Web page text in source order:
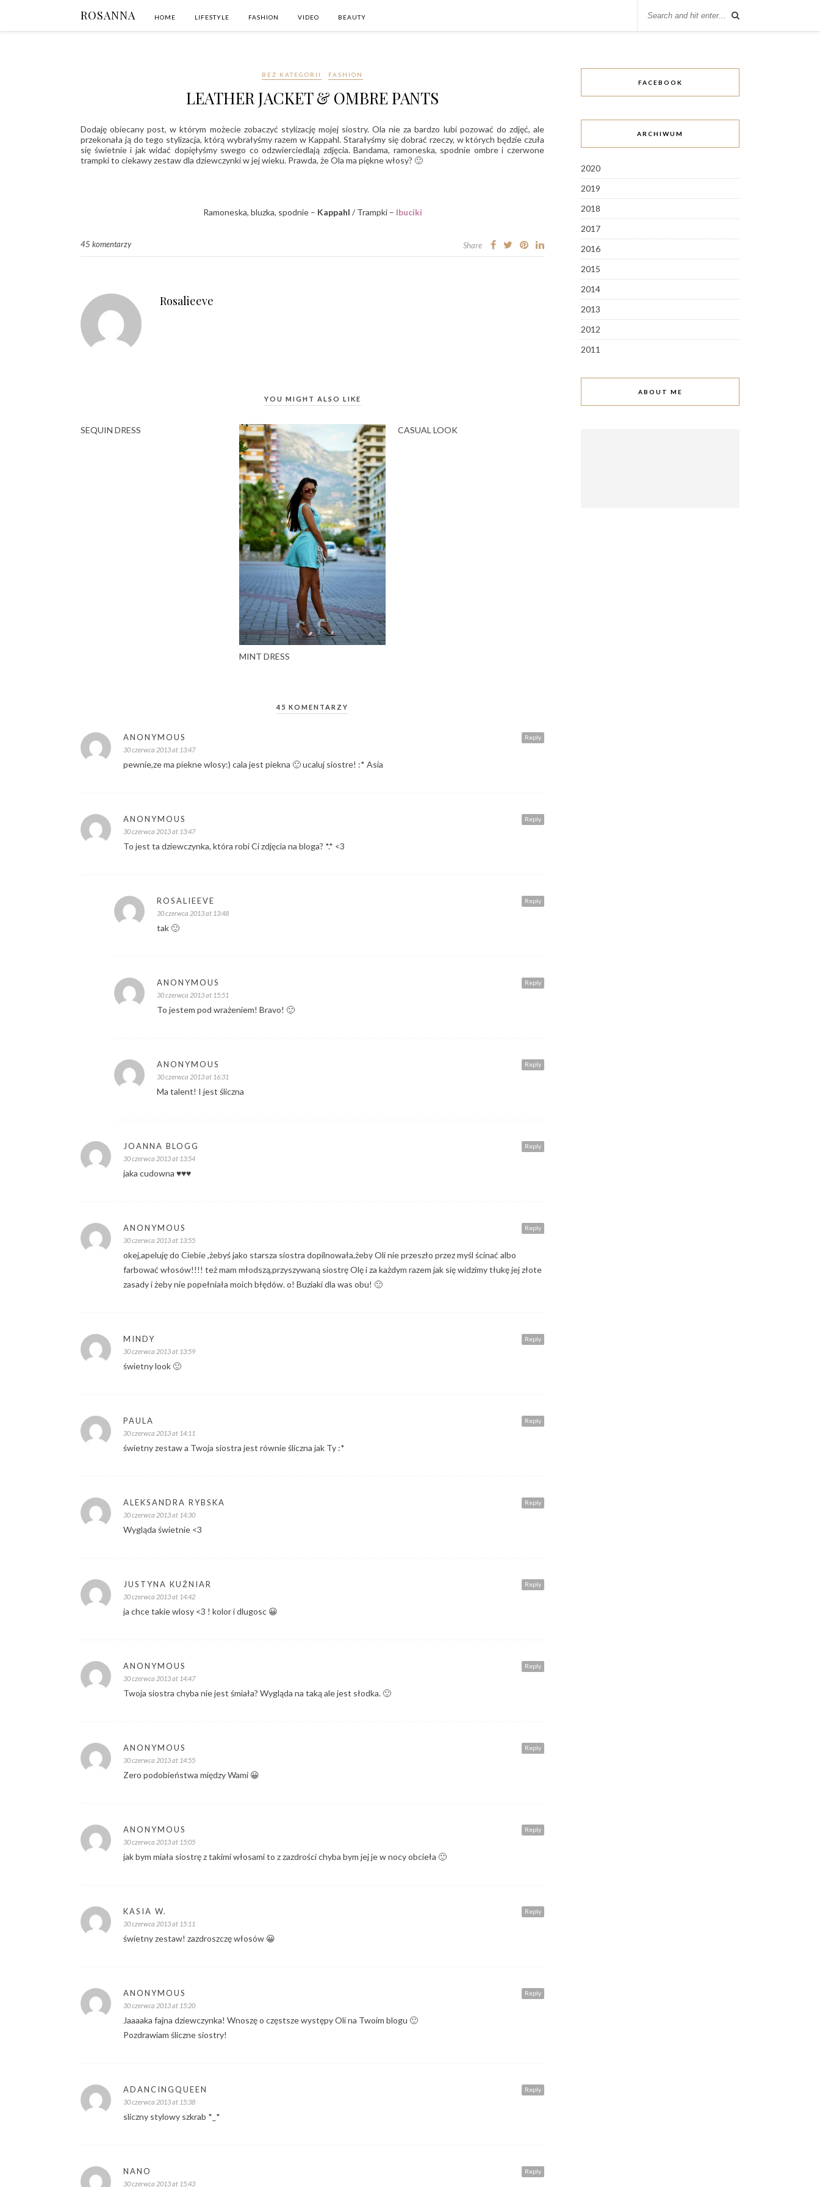
ROSANNA HOME LIFESTYLE FASHION VIDEO BEAUTY
BEZ KATEGORII FASHION
LEATHER JACKET & OMBRE PANTS
Dodaję obiecany post, w którym możecie zobaczyć stylizację mojej siostry. Ola nie za bardzo lubi pozować do zdjęć, ale
przekonała ją do tego stylizacja, którą wybrałyśmy razem w Kappahl. Starałyśmy się dobrać rzeczy, w których będzie czuła
się świetnie i jak widać dopięłyśmy swego co odzwierciedlają zdjęcia. Bandama, ramoneska, spodnie ombre i czerwone
trampki to ciekawy zestaw dla dziewczynki w jej wieku. Prawda, że Ola ma piękne włosy? 🙂
Ramoneska, bluzka, spodnie – Kappahl / Trampki – Ibuciki
45 komentarzy Share
Rosalieeve
YOU MIGHT ALSO LIKE
SEQUIN DRESS
MINT DRESS
CASUAL LOOK
45 KOMENTARZY
Reply
ANONYMOUS
30 czerwca 2013 at 13:47
pewnie,ze ma piekne wlosy:) cala jest piekna 🙂 ucaluj siostre! :* Asia
Reply
ANONYMOUS
30 czerwca 2013 at 13:47
To jest ta dziewczynka, która robi Ci zdjęcia na bloga? *.* <3
Reply
ROSALIEEVE
30 czerwca 2013 at 13:48
tak 🙂
Reply
ANONYMOUS
30 czerwca 2013 at 15:51
To jestem pod wrażeniem! Bravo! 🙂
Reply
ANONYMOUS
30 czerwca 2013 at 16:31
Ma talent! I jest śliczna
Reply
JOANNA BLOGG
30 czerwca 2013 at 13:54
jaka cudowna ♥♥♥
Reply
ANONYMOUS
30 czerwca 2013 at 13:55
okej,apeluję do Ciebie ,żebyś jako starsza siostra dopilnowała,żeby Oli nie przeszło przez myśl ścinać albo
farbować włosów!!!! też mam młodszą,przyszywaną siostrę Olę i za każdym razem jak się widzimy tłukę jej złote
zasady i żeby nie popełniała moich błędów. o! Buziaki dla was obu! 🙂
Reply
MINDY
30 czerwca 2013 at 13:59
świetny look 🙂
Reply
PAULA
30 czerwca 2013 at 14:11
świetny zestaw a Twoja siostra jest równie śliczna jak Ty :*
Reply
ALEKSANDRA RYBSKA
30 czerwca 2013 at 14:30
Wygląda świetnie <3
Reply
JUSTYNA KUŹNIAR
30 czerwca 2013 at 14:42
ja chce takie wlosy <3 ! kolor i dlugosc 😀
Reply
ANONYMOUS
30 czerwca 2013 at 14:47
Twoja siostra chyba nie jest śmiała? Wygląda na taką ale jest słodka. 🙂
Reply
ANONYMOUS
30 czerwca 2013 at 14:55
Zero podobieństwa między Wami 😀
Reply
ANONYMOUS
30 czerwca 2013 at 15:05
jak bym miała siostrę z takimi włosami to z zazdrości chyba bym jej je w nocy obcieła 🙂
Reply
KASIA W.
30 czerwca 2013 at 15:11
świetny zestaw! zazdroszczę włosów 😀
Reply
ANONYMOUS
30 czerwca 2013 at 15:20
Jaaaaka fajna dziewczynka! Wnoszę o częstsze występy Oli na Twoim blogu 🙂
Pozdrawiam śliczne siostry!
Reply
ADANCINGQUEEN
30 czerwca 2013 at 15:38
sliczny stylowy szkrab *_*
Reply
NANO
30 czerwca 2013 at 15:43
FACEBOOK
ARCHIWUM
2020
2019
2018
2017
2016
2015
2014
2013
2012
2011
ABOUT ME